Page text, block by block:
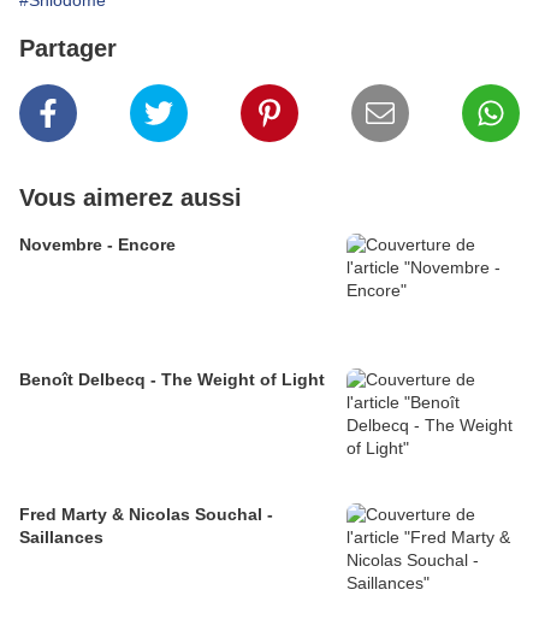
Partager
Vous aimerez aussi
Novembre - Encore
Benoît Delbecq - The Weight of Light
Fred Marty & Nicolas Souchal -
Saillances